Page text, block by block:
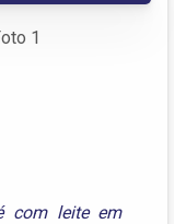
com leite em